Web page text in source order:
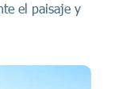
el paisaje y